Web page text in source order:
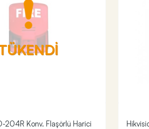
204R Konv. Flaşörlü Harici